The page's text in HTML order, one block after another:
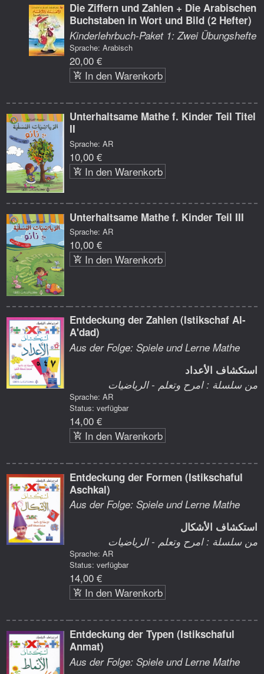
Die Ziffern und Zahlen + Die Arabischen
Buchstaben in Wort und Bild (2 Hefter)
Kinderlehrbuch-Paket 1: Zwei Übungshefte
Sprache: Arabisch
20,00 €
In den Warenkorb
Unterhaltsame Mathe f. Kinder Teil Titel
II
Sprache: AR
10,00 €
In den Warenkorb
Unterhaltsame Mathe f. Kinder Teil III
Sprache: AR
10,00 €
In den Warenkorb
Entdeckung der Zahlen (Istikschaf Al-
A'dad)
Aus der Folge: Spiele und Lerne Mathe
استكشاف الأعداد
من سلسلة : امرح وتعلم - الرياضيات
Sprache: AR
Status: verfügbar
14,00 €
In den Warenkorb
Entdeckung der Formen (Istikschaful
Aschkal)
Aus der Folge: Spiele und Lerne Mathe
استكشاف الأشكال
من سلسلة : امرح وتعلم - الرياضيات
Sprache: AR
Status: verfügbar
14,00 €
In den Warenkorb
Entdeckung der Typen (Istikschaful
Anmat)
Aus der Folge: Spiele und Lerne Mathe